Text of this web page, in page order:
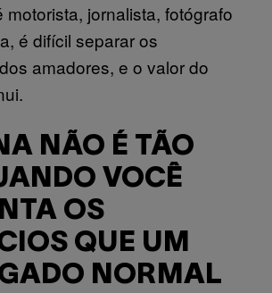
motorista, jornalista, fotógrafo
é difícil separar os
amadores, e o valor do
NÃO É TÃO
VOCÊ
OS
QUE UM
NORMAL